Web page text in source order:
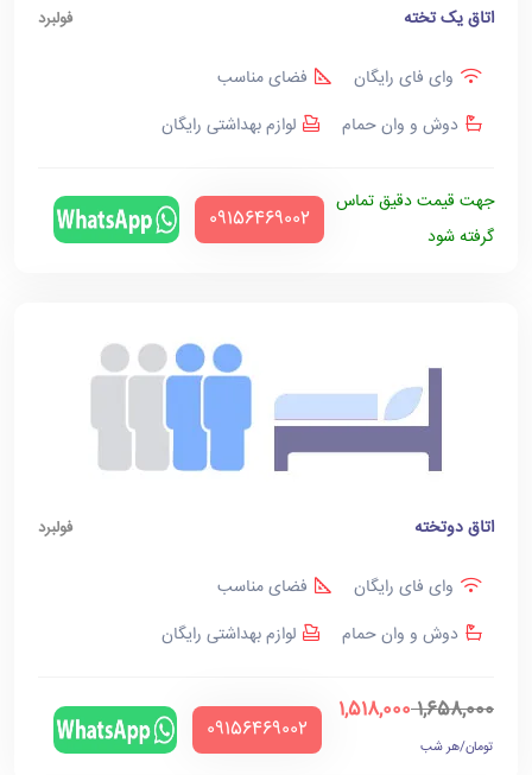
اتاق یک تخته فولبرد
وای فای رایگان
فضای مناسب
دوش و وان حمام
لوازم بهداشتی رایگان
جهت قیمت دقیق تماس
گرفته شود
‪09156469002‬
اتاق دوتخته فولبرد
وای فای رایگان
فضای مناسب
دوش و وان حمام
لوازم بهداشتی رایگان
1,658,000
1,518,000
تومان/هر شب
‪09156469002‬